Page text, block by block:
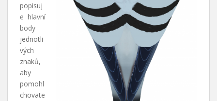
popisuj
e hlavní
body
jednotli
vých
znaků,
aby
pomohl
chovate